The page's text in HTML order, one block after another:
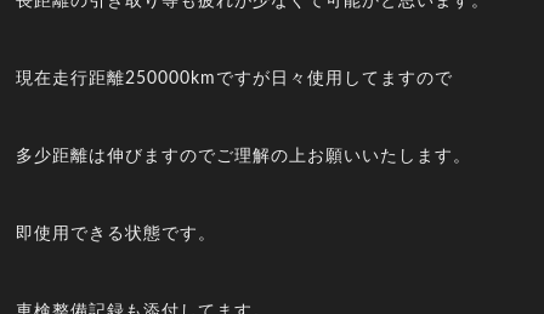
現在走行距離250000kmですが日々使用してますので
多少距離は伸びますのでご理解の上お願いいたします。
即使用できる状態です。